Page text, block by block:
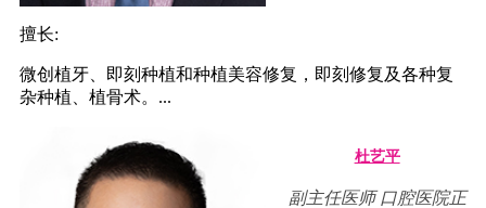
擅长:
微创植牙、即刻种植和种植美容修复，即刻修复及各种复
杂种植、植骨术。...
杜艺平
副主任医师 口腔医院正